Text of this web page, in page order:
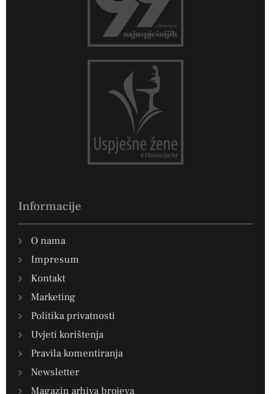
Informacije
O nama
Impresum
Kontakt
Marketing
Politika privatnosti
Uvjeti korištenja
Pravila komentiranja
Newsletter
Magazin arhiva brojeva